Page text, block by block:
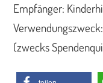
Empfänger:
(zwecks